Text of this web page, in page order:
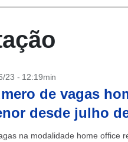
23 - 12:19min
de vagas
desde julho
na modalidade home office